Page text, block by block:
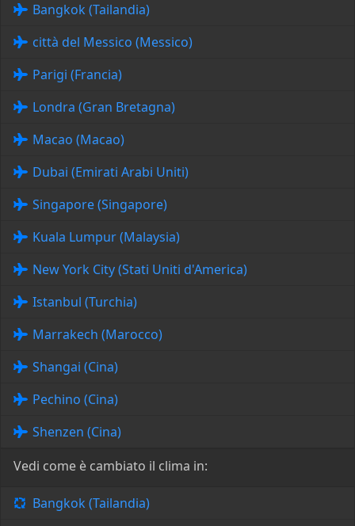
Bangkok (Tailandia)
città del Messico (Messico)
Parigi (Francia)
Londra (Gran Bretagna)
Macao (Macao)
Dubai (Emirati Arabi Uniti)
Singapore (Singapore)
Kuala Lumpur (Malaysia)
New York City (Stati Uniti d'America)
Istanbul (Turchia)
Marrakech (Marocco)
Shangai (Cina)
Pechino (Cina)
Shenzen (Cina)
Vedi come è cambiato il clima in:
Bangkok (Tailandia)